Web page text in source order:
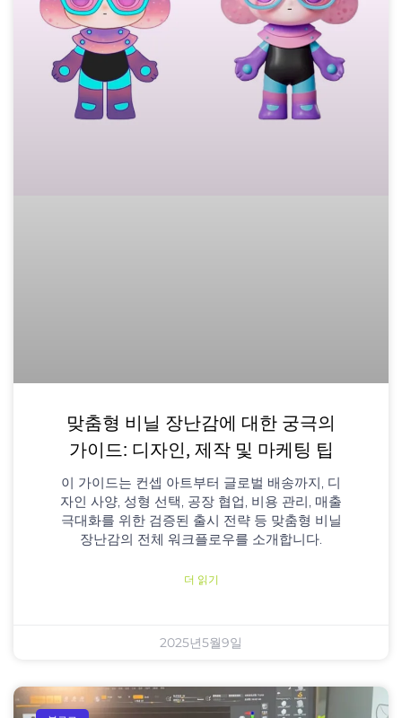
맞춤형 비닐 장난감에 대한 궁극의
가이드: 디자인, 제작 및 마케팅 팁
이 가이드는 컨셉 아트부터 글로벌 배송까지, 디
자인 사양, 성형 선택, 공장 협업, 비용 관리, 매출
극대화를 위한 검증된 출시 전략 등 맞춤형 비닐
장난감의 전체 워크플로우를 소개합니다.
더 읽기
2025년5월9일